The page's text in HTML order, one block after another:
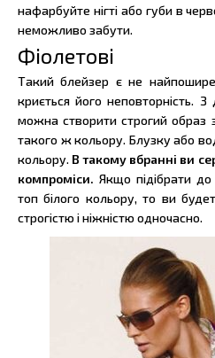
нафарбуйте нігті або губи в
неможливо забути.
Фіолетові
Такий блейзер є не
криється його неповторність.
можна створити строгий образ
такого ж кольору. Блузку або
кольору. В такому вбранні ви
компроміси. Якщо підібрати
топ білого кольору, то ви
строгістю і ніжністю одночасно.